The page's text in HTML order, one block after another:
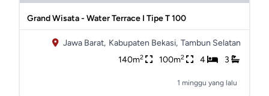
Grand Wisata - Water Terrace I Tipe T 100
Jawa Barat, Kabupaten Bekasi, Tambun Selatan
140m2 100m2 4 3
1 minggu yang lalu